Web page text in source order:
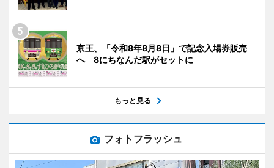
京王、「令和8年8月8日」で記念入場券販売
へ 8にちなんだ駅がセットに
もっと見る
フォトフラッシュ